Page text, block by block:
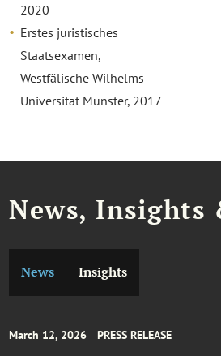
2020
Erstes juristisches
Staatsexamen,
Westfälische Wilhelms-
Universität Münster, 2017
News, Insights
News Insights
March 12, 2026 PRESS RELEASE